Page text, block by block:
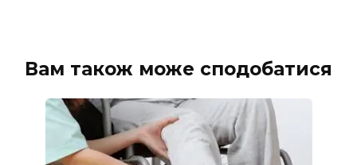
Вам також може сподобатися